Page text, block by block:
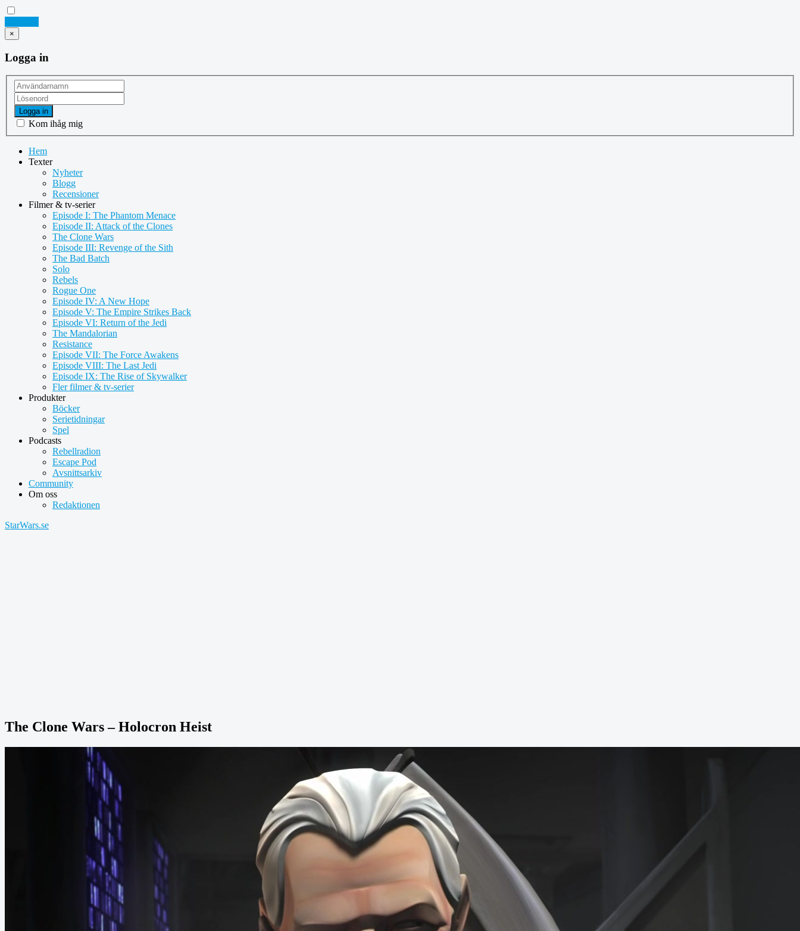
×
Logga in
Logga in
Kom ihåg mig
Hem
Texter
Nyheter
Blogg
Recensioner
Filmer & tv-serier
Episode I: The Phantom Menace
Episode II: Attack of the Clones
The Clone Wars
Episode III: Revenge of the Sith
The Bad Batch
Solo
Rebels
Rogue One
Episode IV: A New Hope
Episode V: The Empire Strikes Back
Episode VI: Return of the Jedi
The Mandalorian
Resistance
Episode VII: The Force Awakens
Episode VIII: The Last Jedi
Episode IX: The Rise of Skywalker
Fler filmer & tv-serier
Produkter
Böcker
Serietidningar
Spel
Podcasts
Rebellradion
Escape Pod
Avsnittsarkiv
Community
Om oss
Redaktionen
StarWars.se
The Clone Wars – Holocron Heist